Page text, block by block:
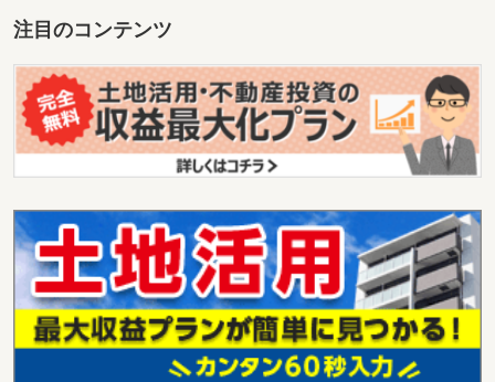
注目のコンテンツ